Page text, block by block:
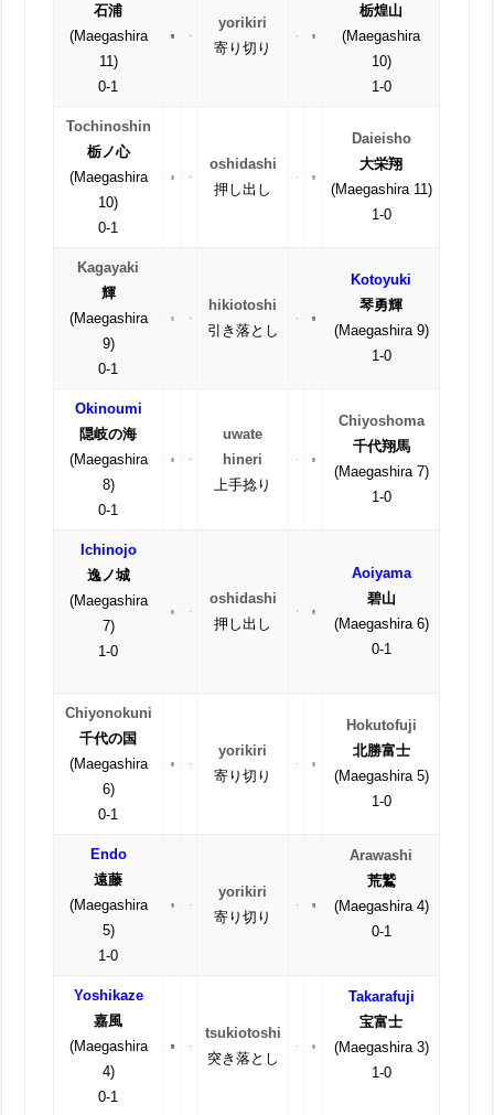
石浦
(Maegashira
11)
0-1
yorikiri
寄り切り
栃煌山
(Maegashira
10)
1-0
Tochinoshin
栃ノ心
(Maegashira
10)
0-1
oshidashi
押し出し
Daieisho
大栄翔
(Maegashira 11)
1-0
Kagayaki
輝
(Maegashira
9)
0-1
hikiotoshi
引き落とし
Kotoyuki
琴勇輝
(Maegashira 9)
1-0
Okinoumi
隠岐の海
(Maegashira
8)
0-1
uwate
hineri
上手捻り
Chiyoshoma
千代翔馬
(Maegashira 7)
1-0
Ichinojo
逸ノ城
(Maegashira
7)
1-0
oshidashi
押し出し
Aoiyama
碧山
(Maegashira 6)
0-1
Chiyonokuni
千代の国
(Maegashira
6)
0-1
yorikiri
寄り切り
Hokutofuji
北勝富士
(Maegashira 5)
1-0
Endo
遠藤
(Maegashira
5)
1-0
yorikiri
寄り切り
Arawashi
荒鷲
(Maegashira 4)
0-1
Yoshikaze
嘉風
(Maegashira
4)
0-1
tsukiotoshi
突き落とし
Takarafuji
宝富士
(Maegashira 3)
1-0